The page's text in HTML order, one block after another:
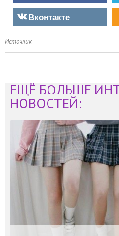
Вконтакте
Источник
ЕЩЁ БОЛЬШЕ
НОВОСТЕЙ: